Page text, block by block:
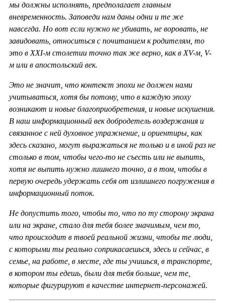
мы должны исполнять, предполагает главным
вневременность. Заповеди нам даны одни и те же
навсегда. Но вот если нужно не убивать, не воровать, не
завидовать, относиться с почитанием к родителям, то
это в ХХI-м столетии точно так же верно, как вXV-м, V-
м или в апостольский век.
Это не значит, что контекст эпохи не должен нами
учитываться, хотя бы потому, что в каждую эпоху
возникают и новые благоприобретения, и новые искушения.
В наш информационный век добродетель воздержания и
связанное с ней духовное упражнение, и ориентиры, как
здесь сказано, могут выражаться не только и в иной раз не
столько в том, чтобы чего-то не съесть или не выпить,
хотя не выпить нужно лишнего точно, а в том, чтобы в
первую очередь удержать себя от излишнего погружения в
информационный поток.
Не допустить того, чтобы то, что по ту сторону экрана
или на экране, стало для тебя более значимым, чем то,
что происходит в твоей реальной жизни, чтобы те люди,
с которыми ты реально соприкасаешься, здесь и сейчас, в
семье, на работе, в месте, где ты учишься, в транспорте,
в котором ты едешь, были для тебя больше, чем те,
которые фигурируют в качестве интернет-персонажей.